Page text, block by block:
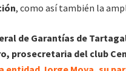
, como así también la
de Garantías de
prosecretaria del club